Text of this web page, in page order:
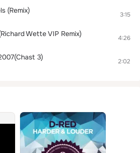
(Remix) 3:15
Wette VIP Remix) 4:26
3) 2:02